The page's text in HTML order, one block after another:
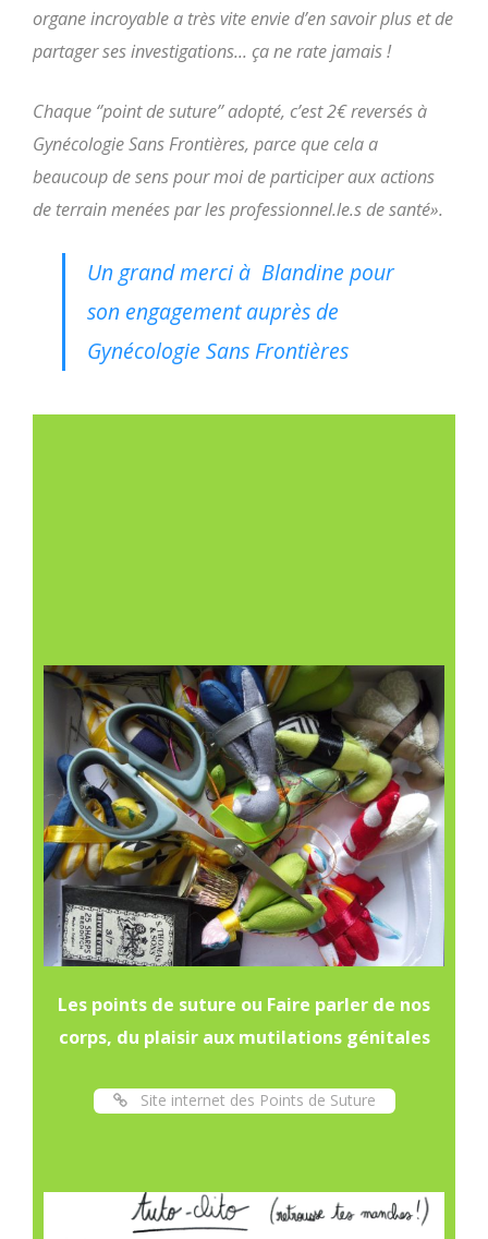
organe incroyable a très vite envie d’en savoir plus et de
partager ses investigations... ça ne rate jamais !
Chaque ‘’point de suture’’ adopté, c’est 2€ reversés à
Gynécologie Sans Frontières, parce que cela a
beaucoup de sens pour moi de participer aux actions
de terrain menées par les professionnel.le.s de santé».
Un grand merci à Blandine pour
son engagement auprès de
Gynécologie Sans Frontières
Les points de suture ou Faire parler de nos
corps, du plaisir aux mutilations génitales
Site internet des Points de Suture